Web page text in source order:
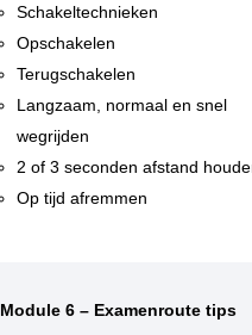
Schakeltechnieken
Opschakelen
Terugschakelen
Langzaam, normaal en snel
wegrijden
2 of 3 seconden afstand
Op tijd afremmen
Module 6 – Examenroute tips